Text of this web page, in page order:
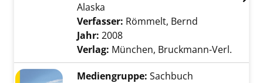
Alaska
Verfasser: Römmelt, Bernd
Jahr: 2008
Verlag: München, Bruckmann-Verl.
Mediengruppe: Sachbuch